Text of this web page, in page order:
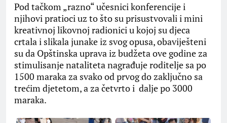
Pod tačkom „razno“ učesnici konferencije i
njihovi pratioci uz to što su prisustvovali i mini
kreativnoj likovnoj radionici u kojoj su djeca
crtala i slikala junake iz svog opusa, obaviješteni
su da Opštinska uprava iz budžeta ove godine za
stimulisanje nataliteta nagrađuje roditelje sa po
1500 maraka za svako od prvog do zaključno sa
trećim djetetom, a za četvrto i dalje po 3000
maraka.